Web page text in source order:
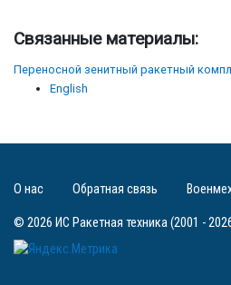
Связанные материалы:
Переносной зенитный ракетный
English
© 2026 ИС Ракетная техника (2001 -
О нас Обратная связь